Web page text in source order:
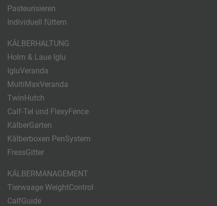
Pasteurisieren
Individuell füttern
KÄLBERHALTUNG
Holm & Laue Iglu
IgluVeranda
MultiMaxVeranda
TwinHutch
Calf-Tel und FlexyFence
KälberGarten
Kälberboxen PenSystem
FressGitter
KÄLBERMANAGEMENT
Tierwaage WeightControl
CalfGuide